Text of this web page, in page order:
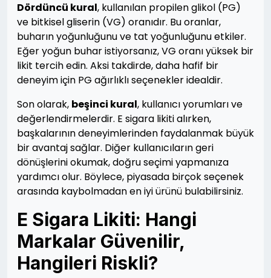
Dördüncü kural, kullanılan propilen glikol (PG)
ve bitkisel gliserin (VG) oranıdır. Bu oranlar,
buharın yoğunluğunu ve tat yoğunluğunu etkiler.
Eğer yoğun buhar istiyorsanız, VG oranı yüksek bir
likit tercih edin. Aksi takdirde, daha hafif bir
deneyim için PG ağırlıklı seçenekler idealdir.
Son olarak, beşinci kural, kullanıcı yorumları ve
değerlendirmelerdir. E sigara likiti alırken,
başkalarının deneyimlerinden faydalanmak büyük
bir avantaj sağlar. Diğer kullanıcıların geri
dönüşlerini okumak, doğru seçimi yapmanıza
yardımcı olur. Böylece, piyasada birçok seçenek
arasında kaybolmadan en iyi ürünü bulabilirsiniz.
E Sigara Likiti: Hangi
Markalar Güvenilir,
Hangileri Riskli?